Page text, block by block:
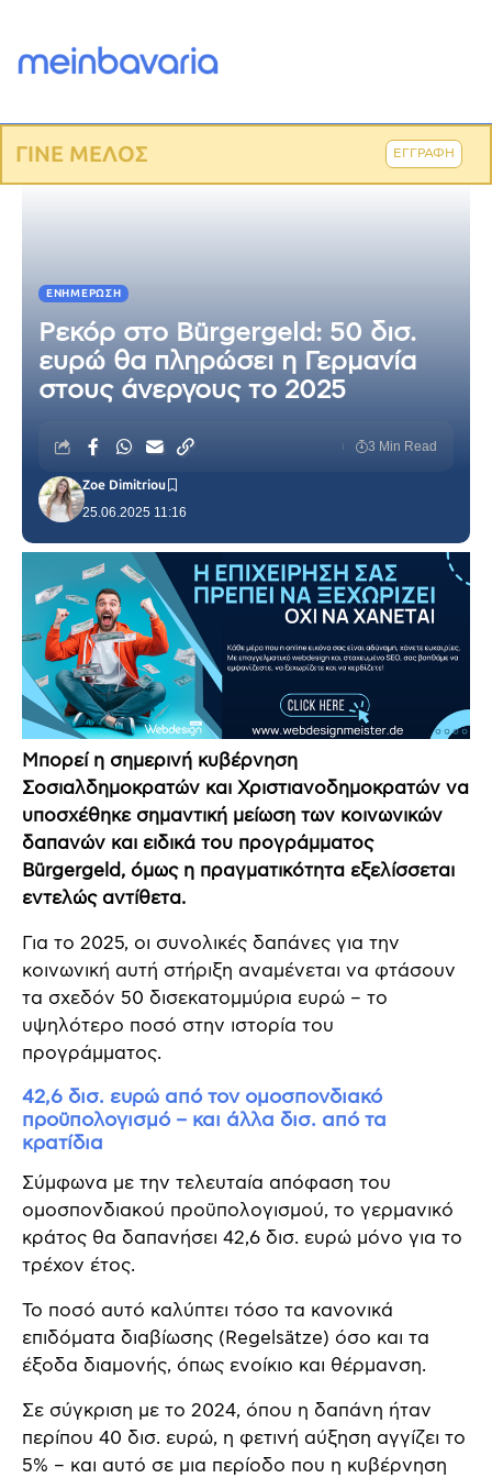
ΓΙΝΕ ΜΕΛΟΣ ΕΓΓΡΑΦΗ
ΕΝΗΜΈΡΩΣΗ
Ρεκόρ στο Bürgergeld: 50 δισ.
ευρώ θα πληρώσει η Γερμανία
στους άνεργους το 2025
25.06.2025 11:16
Zoe Dimitriou
3 Min Read
Μπορεί η σημερινή κυβέρνηση
Σοσιαλδημοκρατών και Χριστιανοδημοκρατών να
υποσχέθηκε σημαντική μείωση των κοινωνικών
δαπανών και ειδικά του προγράμματος
Bürgergeld, όμως η πραγματικότητα εξελίσσεται
εντελώς αντίθετα.
Για το 2025, οι συνολικές δαπάνες για την
κοινωνική αυτή στήριξη αναμένεται να φτάσουν
τα σχεδόν 50 δισεκατομμύρια ευρώ – το
υψηλότερο ποσό στην ιστορία του
προγράμματος.
42,6 δισ. ευρώ από τον ομοσπονδιακό
προϋπολογισμό – και άλλα δισ. από τα
κρατίδια
Σύμφωνα με την τελευταία απόφαση του
ομοσπονδιακού προϋπολογισμού, το γερμανικό
κράτος θα δαπανήσει 42,6 δισ. ευρώ μόνο για το
τρέχον έτος.
Το ποσό αυτό καλύπτει τόσο τα κανονικά
επιδόματα διαβίωσης (Regelsätze) όσο και τα
έξοδα διαμονής, όπως ενοίκιο και θέρμανση.
Σε σύγκριση με το 2024, όπου η δαπάνη ήταν
περίπου 40 δισ. ευρώ, η φετινή αύξηση αγγίζει το
5% – και αυτό σε μια περίοδο που η κυβέρνηση